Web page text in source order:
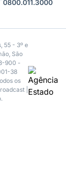
0800.011.3000
55 - 3º e
São
900 -
38
os
|